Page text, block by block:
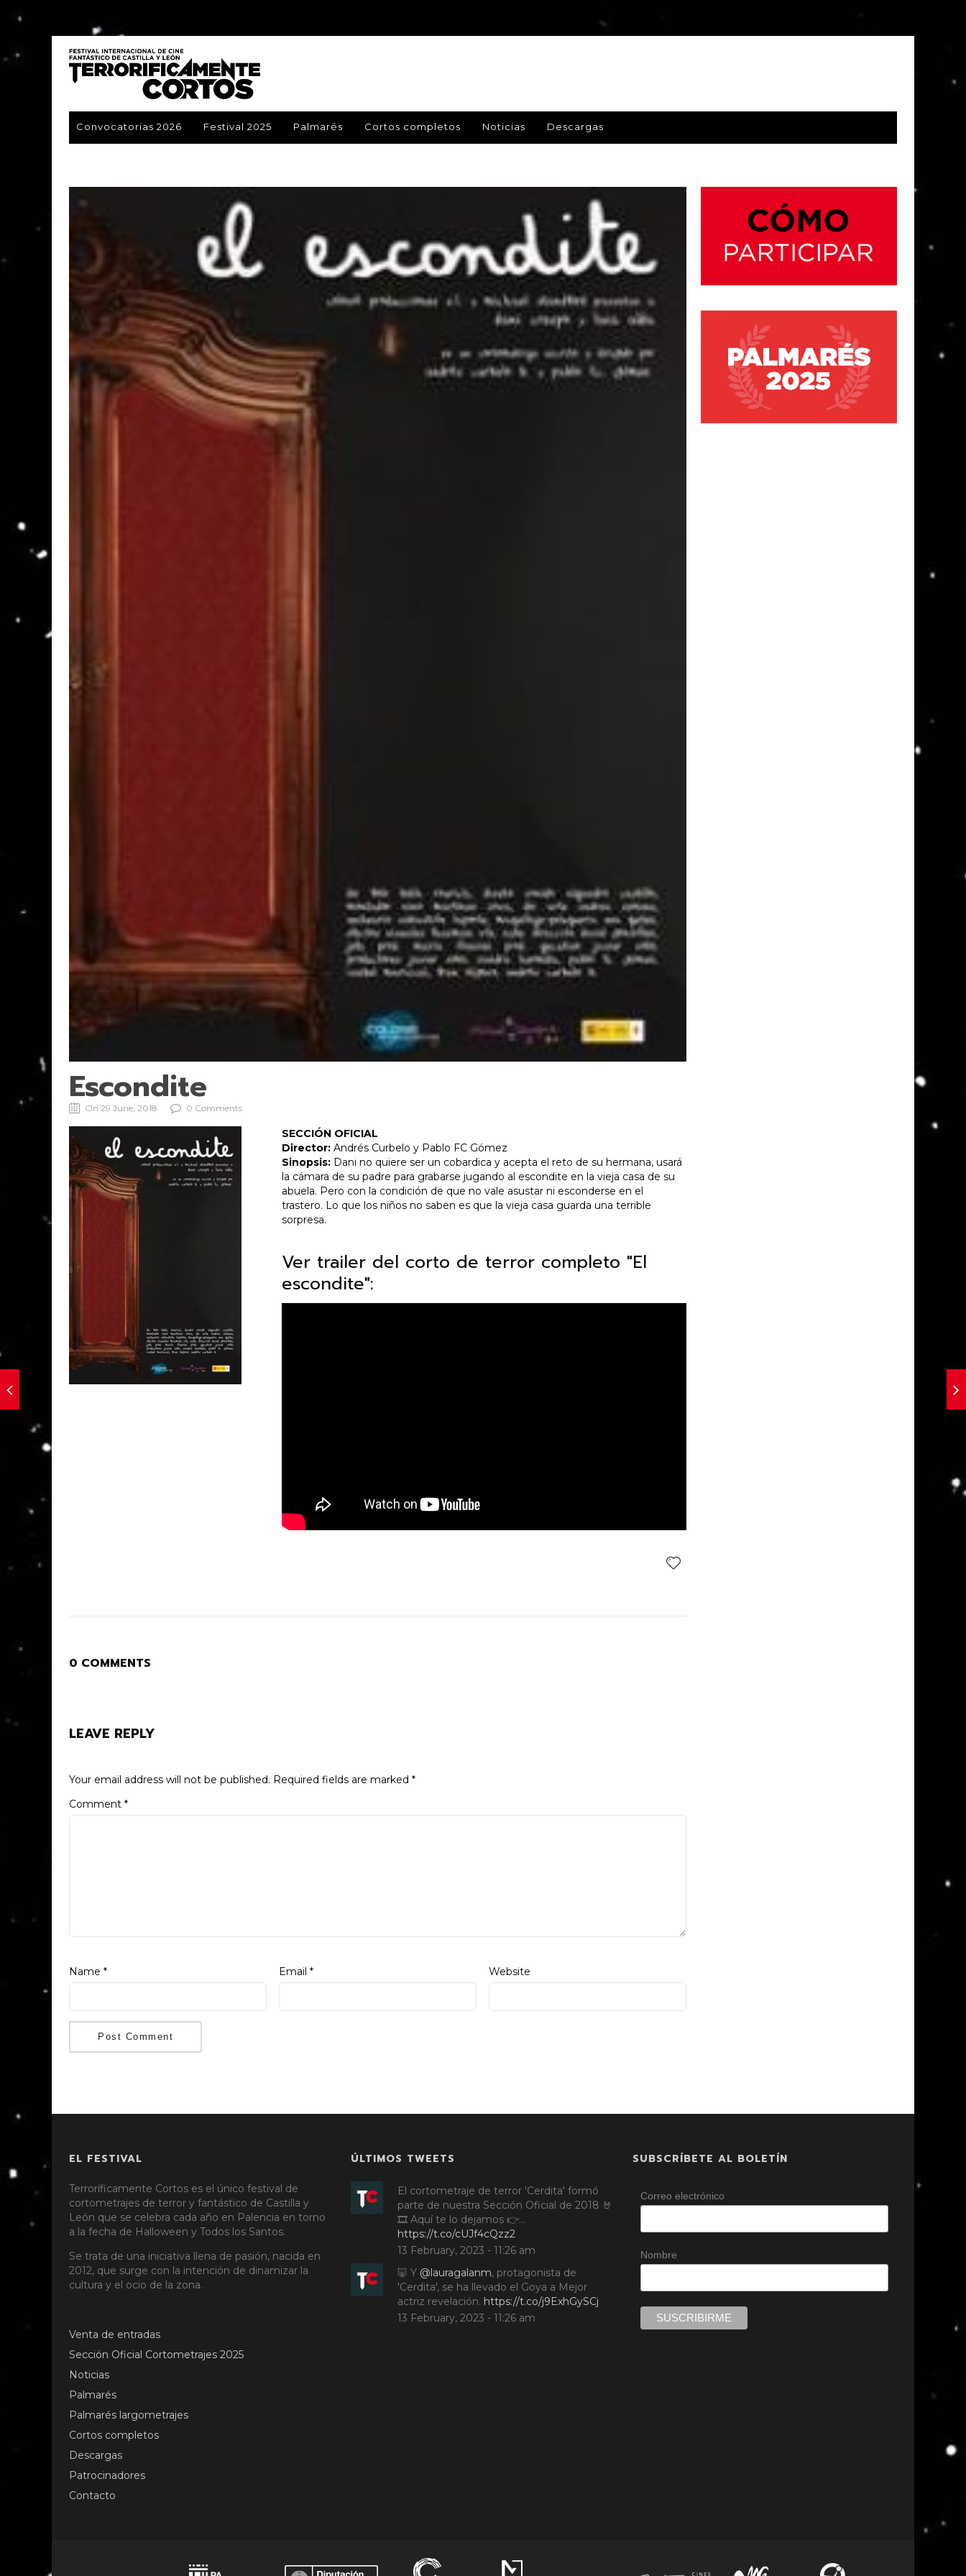
Convocatorias 2026 Festival 2025 Palmarés Cortos completos Noticias Descargas
Escondite
On 29 June, 2018 0 Comments
SECCIÓN OFICIAL
Director: Andrés Curbelo y Pablo FC Gómez
Sinopsis: Dani no quiere ser un cobardica y acepta el reto de su hermana, usará
la cámara de su padre para grabarse jugando al escondite en la vieja casa de su
abuela. Pero con la condición de que no vale asustar ni esconderse en el
trastero. Lo que los niños no saben es que la vieja casa guarda una terrible
sorpresa.
Ver trailer del corto de terror completo "El
escondite":
0 COMMENTS
LEAVE REPLY
Your email address will not be published. Required fields are marked *
Comment *
Name * Email* Website
EL FESTIVAL
Terroríficamente Cortos es el único festival de
cortometrajes de terror y fantástico de Castilla y
León que se celebra cada año en Palencia en torno
a la fecha de Halloween y Todos los Santos.
Se trata de una iniciativa llena de pasión, nacida en
2012, que surge con la intención de dinamizar la
cultura y el ocio de la zona.
Venta de entradas
Sección Oficial Cortometrajes 2025
Noticias
Palmarés
Palmarés largometrajes
Cortos completos
Descargas
Patrocinadores
Contacto
ÚLTIMOS TWEETS
El cortometraje de terror 'Cerdita' formó
parte de nuestra Sección Oficial de 2018 🤘
🎞️ Aquí te lo dejamos 👉…
https://t.co/cUJf4cQzz2
13 February, 2023 - 11:26 am
🐷 Y @lauragalanm, protagonista de
'Cerdita', se ha llevado el Goya a Mejor
actriz revelación. https://t.co/j9ExhGySCj
13 February, 2023 - 11:26 am
SUBSCRÍBETE AL BOLETÍN
Correo electrónico
Nombre